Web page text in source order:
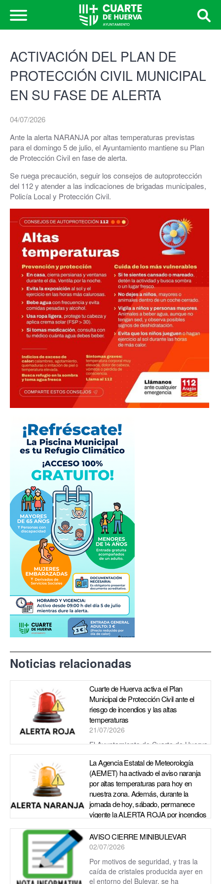
ACTIVACIÓN DEL PLAN DE
PROTECCIÓN CIVIL MUNICIPAL
EN SU FASE DE ALERTA
04/07/2026
Ante la alerta NARANJA por altas temperaturas previstas
para el domingo 5 de julio, el Ayuntamiento mantiene su Plan
de Protección Civil en fase de alerta.
Se ruega precaución, seguir los consejos de autoprotección
del 112 y atender a las indicaciones de brigadas municipales,
Policía Local y Protección Civil.
Noticias relacionadas
Cuarte de Huerva activa el Plan
Municipal de Protección Civil ante el
riesgo de incendios y las altas
temperaturas
21/07/2026
El Ayuntamiento de Cuarte de Huerva
mantiene activado el Plan Municipal de Protección Civil en
fase de alerta ante la alerta roja por riesgo de inc...
La Agencia Estatal de Meteorología
(AEMET) ha activado el aviso naranja
por altas temperaturas para hoy en
nuestra zona. Además, durante la
jornada de hoy, sábado, permanece
vigente la ALERTA ROJA por incendios
06/07/2026
La Agencia Estatal de Meteorología (AEMET) ha activado el
aviso naranja por altas temperaturas para hoy en nuestra
zona. Además, permanece vigente ...
AVISO CIERRE MINIBULEVAR
02/07/2026
Por motivos de seguridad, y tras la
caída de cristales producida ayer en
el entorno del Bulevar, se ha